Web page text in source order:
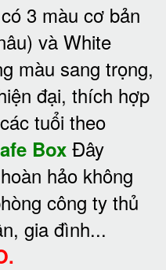
3 màu cơ bản
và White
màu sang trọng,
đại, thích hợp
tuổi theo
Box Đây
hảo không
công ty thủ
gia đình...